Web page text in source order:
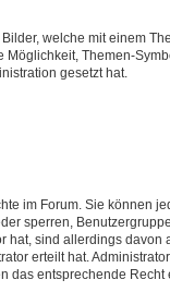
welche mit einem
Themen-
gesetzt hat.
im Forum. Sie können
sperren,
hat, sind allerdings
erteilt hat.
das entsprechende Recht